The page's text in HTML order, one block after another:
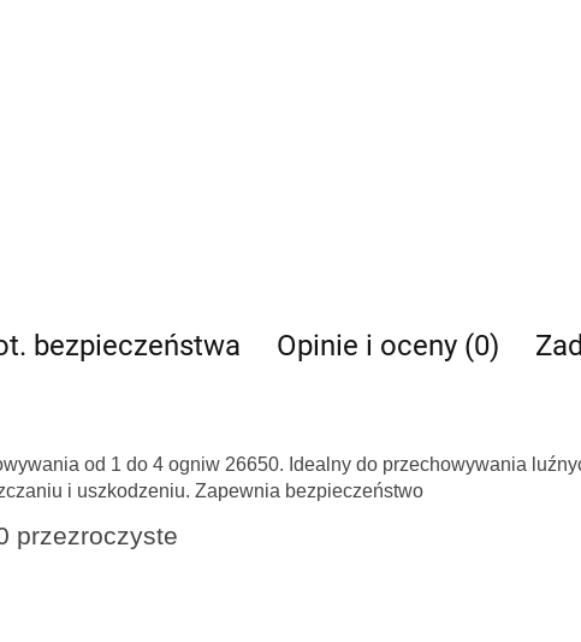
bezpieczeństwa Opinie i oceny (0)
od 1 do 4 ogniw 26650. Idealny do przechowywania
i uszkodzeniu. Zapewnia bezpieczeństwo
przezroczyste